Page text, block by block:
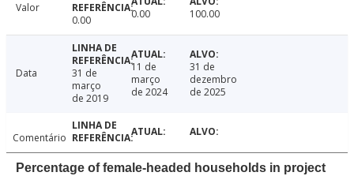
Valor
0.00
0.00 100.00
Data
31 de
março
de 2019
11 de
março
de 2024
31 de
dezembro
de 2025
Comentário
Percentage of female-headed households in project